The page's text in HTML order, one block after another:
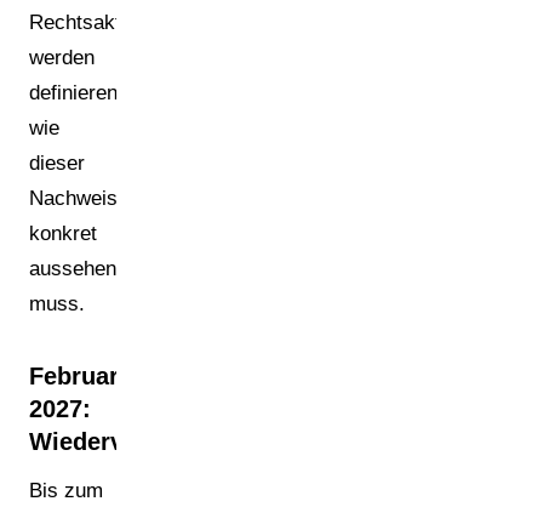
Rechtsakte
werden
definieren,
wie
dieser
Nachweis
konkret
aussehen
muss.
Februar
2027:
Wiederverwendbarkeitsstandards
Bis zum